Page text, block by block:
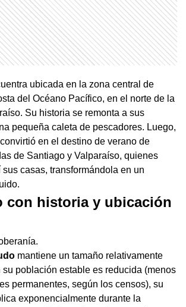
ubicada en la zona central de
del Océano Pacífico, en el norte de la
Su historia se remonta a sus
pequeña caleta de pescadores. Luego,
en el destino de verano de
de Santiago y Valparaíso, quienes
casas, transformándola en un
con historia y ubicación
mantiene un tamaño relativamente
población estable es reducida (menos
permanentes, según los censos), su
exponencialmente durante la